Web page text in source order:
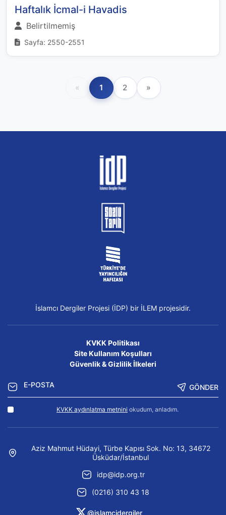
Haftalık İcmal-i Havadis
Belirtilmemiş
Sayfa: 2550-2551
« 1 2 »
İslamcı Dergiler Projesi (İDP) bir İLEM projesidir.
KVKK Politikası
Site Kullanım Koşulları
Güvenlik & Gizlilik İlkeleri
GÖNDER
KVKK aydınlatma metnini okudum, anladım.
Aziz Mahmut Hüdayi, Türbe Kapısı Sok. No: 13, 34672
Üsküdar/İstanbul
idp@idp.org.tr
(0216) 310 43 18
@islamcidergiler